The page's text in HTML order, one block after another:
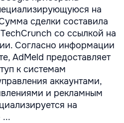
на
сделки составила
со ссылкой на
Согласно информации
AdMeld предоставляет
к системам
аккаунтами,
и рекламным
на
...